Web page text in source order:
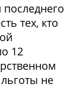
тех, кто
12
не